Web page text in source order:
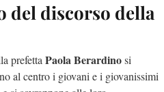
del discorso della
prefetta Paola Berardinosi
al centro i giovani e i giovanissimi